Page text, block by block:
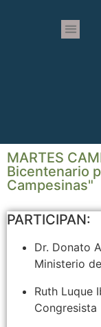
MARTES
Bicentenario
Campesinas"
PARTICIPAN:
Dr. Donato
Ministerio
Ruth Luque
Congresista